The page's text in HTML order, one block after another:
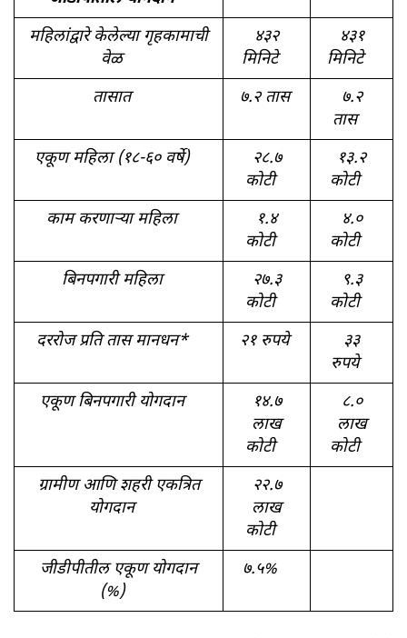
महिलांद्वारे केलेल्या गृहकामाची
वेळ
४३२
मिनिटे
४३१
मिनिटे
तासात
७.२ तास
७.२
तास
एकूण महिला (१८-६० वर्षे)
२८.७
कोटी
१३.२
कोटी
काम करणाऱ्या महिला
१.४
कोटी
४.०
कोटी
बिनपगारी महिला
२७.३
कोटी
९.३
कोटी
दररोज प्रति तास मानधन*
२१ रुपये
३३
रुपये
एकूण बिनपगारी योगदान
१४.७
लाख
कोटी
८.०
लाख
कोटी
ग्रामीण आणि शहरी एकत्रित
योगदान
२२.७
लाख
कोटी
जीडीपीतील एकूण योगदान
(%)
७.५%